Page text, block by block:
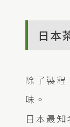
日本
除了製
味。
日本最